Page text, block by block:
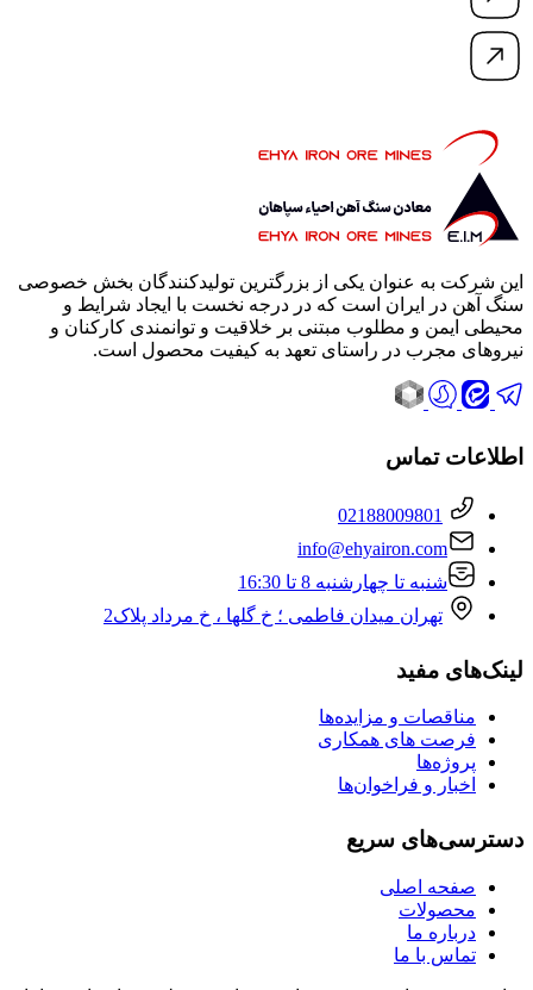
این شرکت به عنوان یکی از بزرگترین تولیدکنندگان بخش خصوصی
سنگ آهن در ایران است که در درجه نخست با ایجاد شرایط و
محیطی ایمن و مطلوب مبتنی بر خلاقیت و توانمندی کارکنان و
نیروهای مجرب در راستای تعهد به کیفیت محصول است.
اطلاعات تماس
02188009801
info@ehyairon.com
شنبه تا چهارشنبه 8 تا 16:30
تهران میدان فاطمی ؛ خ گلها ، خ مرداد پلاک2
لینک‌های مفید
مناقصات و مزایده‌ها
فرصت های همکاری
پروژه‌ها
اخبار و فراخوان‌‌ها
دسترسی‌های سریع
صفحه اصلی
محصولات
درباره ما
تماس با ما